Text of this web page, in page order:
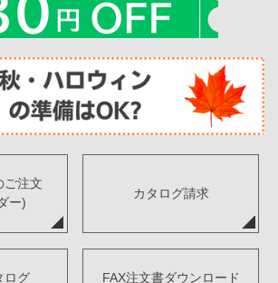
ご注文
ー)
カタログ請求
ログ FAX注文書ダウンロード